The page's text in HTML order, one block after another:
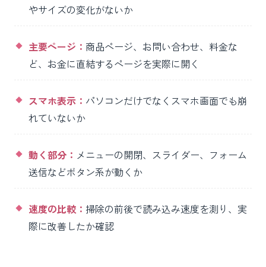
やサイズの変化がないか
主要ページ： 商品ページ、お問い合わせ、料金な
ど、お金に直結するページを実際に開く
スマホ表示： パソコンだけでなくスマホ画面でも崩
れていないか
動く部分： メニューの開閉、スライダー、フォーム
送信などボタン系が動くか
速度の比較： 掃除の前後で読み込み速度を測り、実
際に改善したか確認